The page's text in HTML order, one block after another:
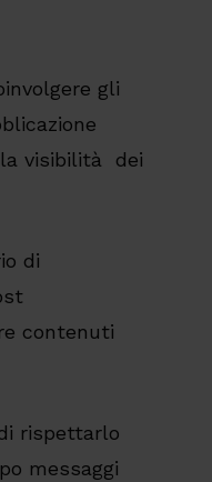
gli
la visibilità dei
di
contenuti
rispettarlo
messaggi